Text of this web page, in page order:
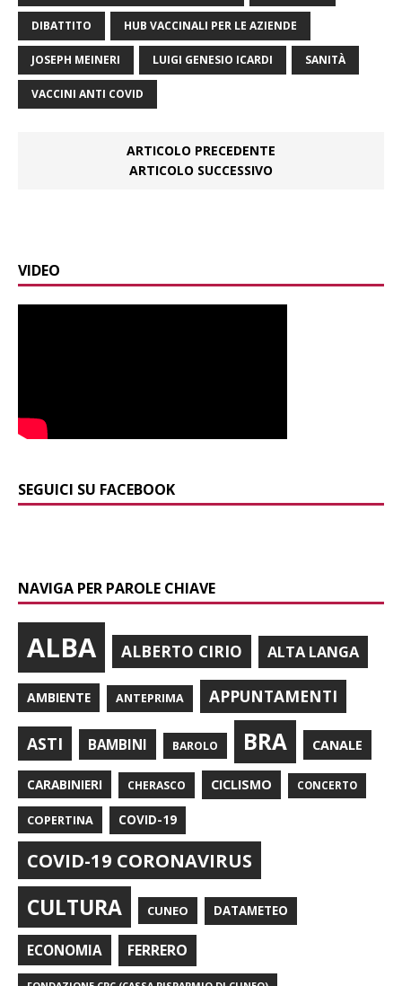
DIBATTITO HUB VACCINALI PER LE AZIENDE
JOSEPH MEINERI LUIGI GENESIO ICARDI SANITÀ
VACCINI ANTI COVID
ARTICOLO PRECEDENTE
ARTICOLO SUCCESSIVO
VIDEO
SEGUICI SU FACEBOOK
NAVIGA PER PAROLE CHIAVE
ALBA ALBERTO CIRIO ALTA LANGA
AMBIENTE ANTEPRIMA APPUNTAMENTI
ASTI BAMBINI BAROLO BRA CANALE
CARABINIERI CHERASCO CICLISMO CONCERTO
COPERTINA COVID-19
COVID-19 CORONAVIRUS
CULTURA CUNEO DATAMETEO
ECONOMIA FERRERO